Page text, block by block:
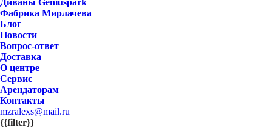
Диваны Geniuspark
Фабрика Мирлачева
Блог
Новости
Вопрос-ответ
Доставка
О центре
Сервис
Арендаторам
Контакты
mzralexs@mail.ru
{{filter}}